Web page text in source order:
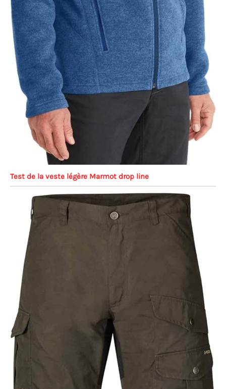
Test de la veste légère Marmot drop line